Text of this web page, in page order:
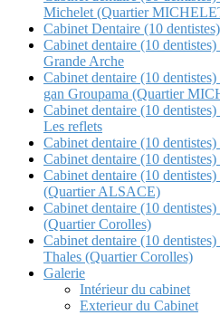
Michelet (Quartier
Cabinet Dentaire (10
Cabinet dentaire (10
Grande Arche
Cabinet dentaire (10
gan Groupama (Quartier
Cabinet dentaire (10
Les reflets
Cabinet dentaire (10
Cabinet dentaire (10
Cabinet dentaire (10
(Quartier ALSACE)
Cabinet dentaire (10
(Quartier Corolles)
Cabinet dentaire (10
Thales (Quartier Corolles)
Galerie
Intérieur du cabinet
Exterieur du Cabinet